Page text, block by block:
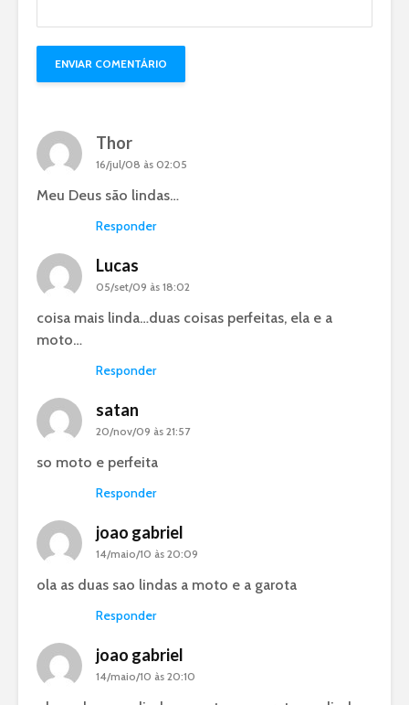
Thor
16/jul/08 às 02:05
Meu Deus são lindas…
Responder
Lucas
05/set/09 às 18:02
coisa mais linda…duas coisas perfeitas, ela e a
moto…
Responder
satan
20/nov/09 às 21:57
so moto e perfeita
Responder
joao gabriel
14/maio/10 às 20:09
ola as duas sao lindas a moto e a garota
Responder
joao gabriel
14/maio/10 às 20:10